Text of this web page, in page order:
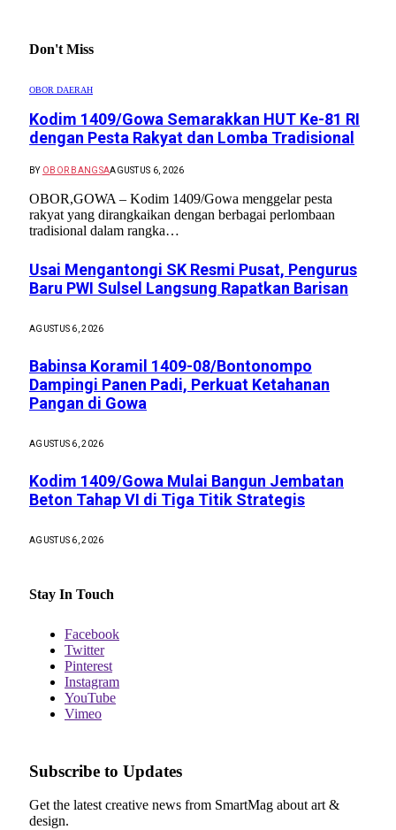
Don't Miss
OBOR DAERAH
Kodim 1409/Gowa Semarakkan HUT Ke-81 RI
dengan Pesta Rakyat dan Lomba Tradisional
BY OBOR BANGSAAGUSTUS 6, 2026
OBOR,GOWA – Kodim 1409/Gowa menggelar pesta
rakyat yang dirangkaikan dengan berbagai perlombaan
tradisional dalam rangka…
Usai Mengantongi SK Resmi Pusat, Pengurus
Baru PWI Sulsel Langsung Rapatkan Barisan
AGUSTUS 6, 2026
Babinsa Koramil 1409-08/Bontonompo
Dampingi Panen Padi, Perkuat Ketahanan
Pangan di Gowa
AGUSTUS 6, 2026
Kodim 1409/Gowa Mulai Bangun Jembatan
Beton Tahap VI di Tiga Titik Strategis
AGUSTUS 6, 2026
Stay In Touch
Facebook
Twitter
Pinterest
Instagram
YouTube
Vimeo
Subscribe to Updates
Get the latest creative news from SmartMag about art &
design.